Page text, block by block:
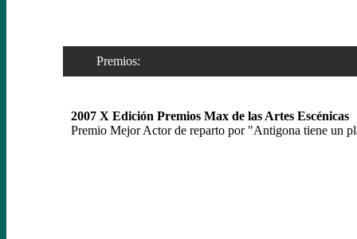
Premios:
2007 X Edición Premios Max de las Artes Escénicas
Premio Mejor Actor de reparto por "Antigona tiene un